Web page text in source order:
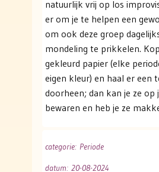
natuurlijk vrij op los
er om je te helpen een
om ook deze groep
mondeling te prikkelen.
gekleurd papier (elke
eigen kleur) en haal er een
doorheen; dan kan je ze op
bewaren en heb je ze
categorie: Periode
datum: 20-08-2024